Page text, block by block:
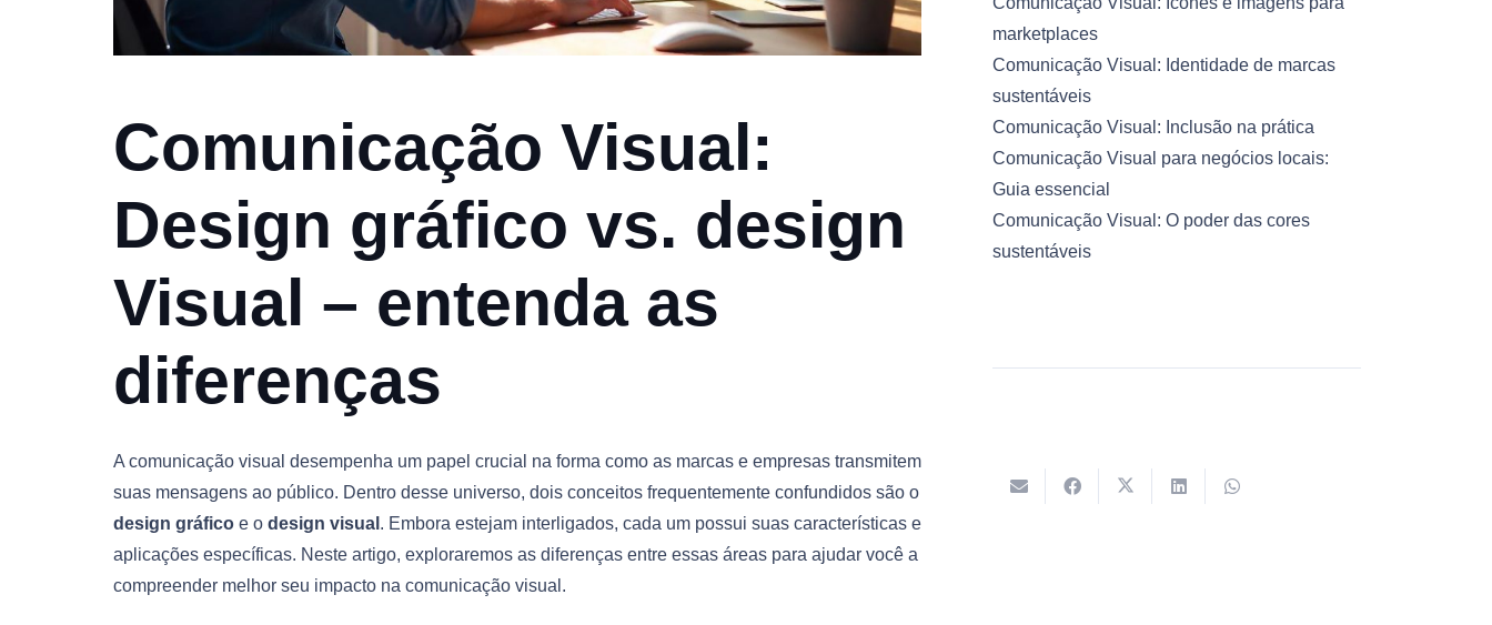
Comunicação Visual:
Design gráfico vs. design
Visual – entenda as
diferenças
A comunicação visual desempenha um papel crucial na forma como as marcas e empresas transmitem
suas mensagens ao público. Dentro desse universo, dois conceitos frequentemente confundidos são o
design gráfico e o design visual . Embora estejam interligados, cada um possui suas características e
aplicações específicas. Neste artigo, exploraremos as diferenças entre essas áreas para ajudar você a
compreender melhor seu impacto na comunicação visual.
marketplaces
Comunicação Visual: Identidade de marcas
sustentáveis
Comunicação Visual: Inclusão na prática
Comunicação Visual para negócios locais:
Guia essencial
Comunicação Visual: O poder das cores
sustentáveis